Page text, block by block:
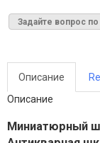
Задайте вопрос
Описание
Описание
Миниатюрный